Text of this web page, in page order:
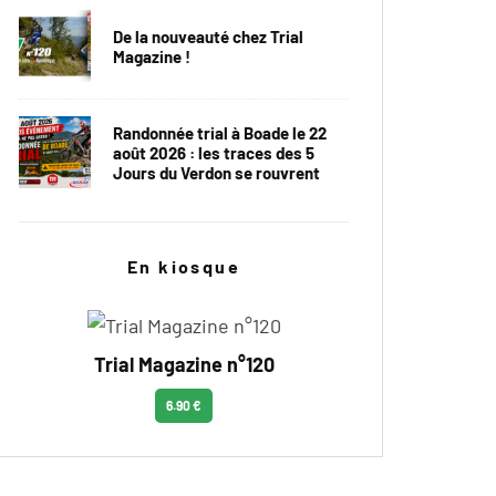
De la nouveauté chez Trial
Magazine !
Randonnée trial à Boade le 22
août 2026 : les traces des 5
Jours du Verdon se rouvrent
En kiosque
Trial Magazine n°120
6.90 €